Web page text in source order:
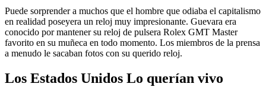
Puede sorprender a muchos que el hombre que odiaba el capitalismo
en realidad poseyera un reloj muy impresionante. Guevara era
conocido por mantener su reloj de pulsera Rolex GMT Master
favorito en su muñeca en todo momento. Los miembros de la prensa
a menudo le sacaban fotos con su querido reloj.
Los Estados Unidos Lo querían vivo